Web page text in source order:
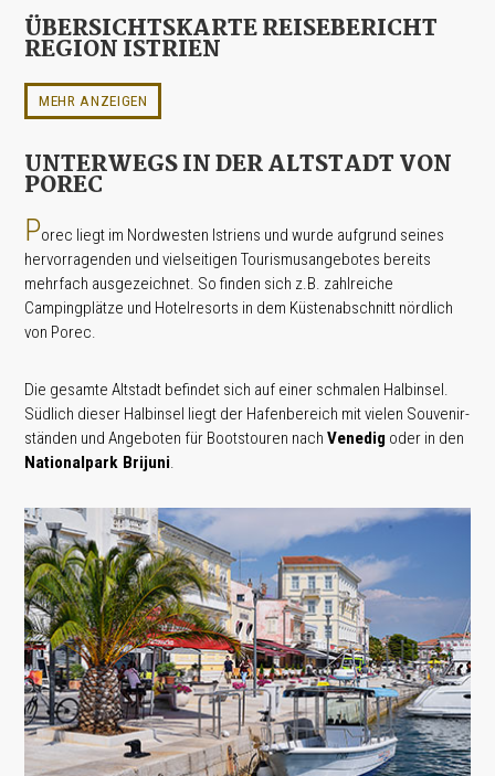
ÜBERSICHTSKARTE REISEBERICHT
REGION ISTRIEN
MEHR ANZEIGEN
UNTERWEGS IN DER ALTSTADT VON
POREC
Porec liegt im Nordwesten Istriens und wurde aufgrund seines
hervorragenden und vielseitigen Tourismusangebotes bereits
mehrfach ausgezeichnet. So finden sich z.B. zahlreiche
Campingplätze und Hotelresorts in dem Küstenabschnitt nördlich
von Porec.
Die gesamte Altstadt befindet sich auf einer schmalen Halbinsel.
Südlich dieser Halbinsel liegt der Hafenbereich mit vielen Souvenir­
ständen und Angeboten für Bootstouren nachVenedig oder in den
Nationalpark Brijuni.